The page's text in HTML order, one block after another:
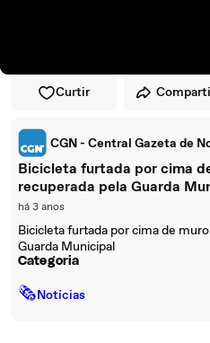
Curtir
CGN - Central Gazeta de
Bicicleta furtada por cima
recuperada pela Guarda
há 3 anos
Bicicleta furtada por cima de
Guarda Municipal
Categoria
🗞Notícias